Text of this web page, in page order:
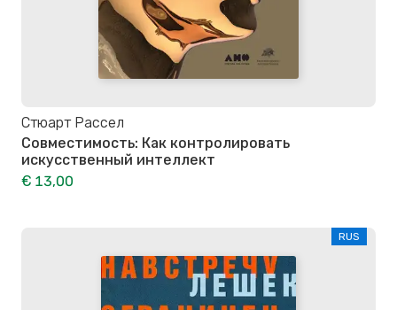
Стюарт Рассел
Совместимость: Как контролировать
искусственный интеллект
€ 13,00
RUS